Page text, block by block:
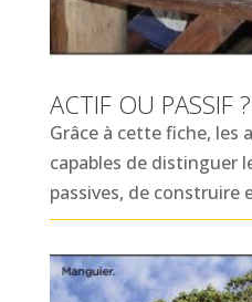
ACTIF OU PASSIF ?
Grâce à cette fiche, les
capables de distinguer
passives, de construire